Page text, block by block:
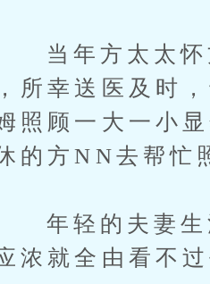
年方太太怀方
所幸送医及时
照顾一大一小
的方NN去帮忙
轻的夫妻生活
浓就全由看不